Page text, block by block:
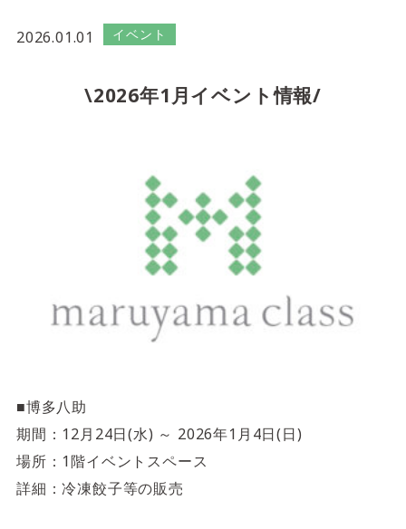
検索
サイトご利用にあたって
営業時間 10:00 ~ 20:00
Food boutique floor
※一部店舗は営業時間が異なります。
Fashion & Life style floor
ファッション＆ライフスタイルフロア
営業時間 10:00 ~ 20:00
3F Service & Beauty & Restaurant
floor
サービス＆ビューティー＆レストランフロア
2026.01.01 イベント
\2026年1月イベント情報/
■博多八助
期間：12月24日(水) ～ 2026年1月4日(日)
場所：1階イベントスペース
詳細：冷凍餃子等の販売